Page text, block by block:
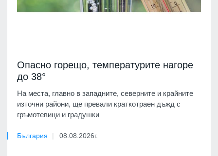
Опасно горещо, температурите нагоре
до 38°
На места, главно в западните, северните и крайните
източни райони, ще превали краткотраен дъжд с
гръмотевици и градушки
България 08.08.2026г.